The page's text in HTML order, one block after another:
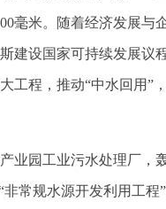
毫米。随着经济发展与
建设国家可持续发展议
工程，推动“中水回用”
园工业污水处理厂，
非常规水源开发利用工